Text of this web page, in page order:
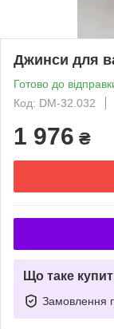
Джинси для
Готово до
Код: DM-32.032
1 976 ₴
Що таке
Замовлення